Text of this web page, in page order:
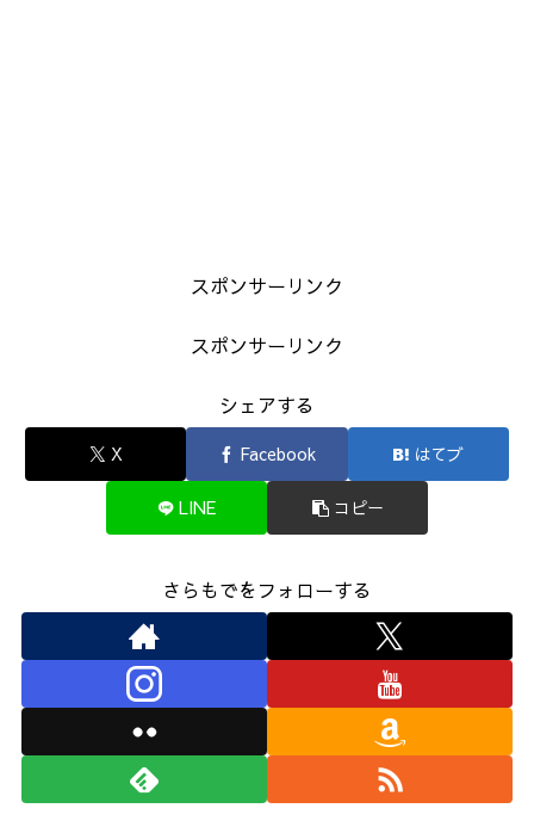
スポンサーリンク
スポンサーリンク
シェアする
X Facebook はてブ
LINE コピー
さらもでをフォローする